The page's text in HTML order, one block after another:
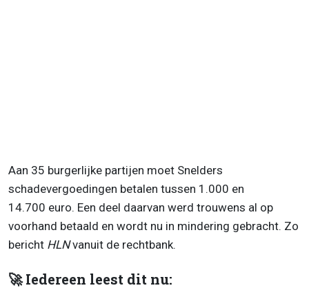
Aan 35 burgerlijke partijen moet Snelders
schadevergoedingen betalen tussen 1.000 en
14.700 euro. Een deel daarvan werd trouwens al op
voorhand betaald en wordt nu in mindering gebracht. Zo
bericht HLNvanuit de rechtbank.
🚀 Iedereen leest dit nu: